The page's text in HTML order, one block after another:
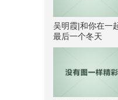
吴明霞|和你在一
最后一个冬天